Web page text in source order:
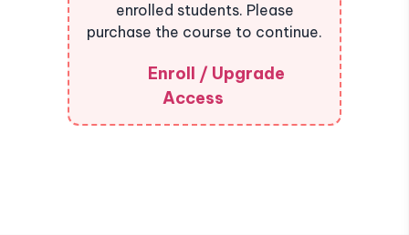
enrolled students. Please
purchase the course to continue.
Enroll / Upgrade
Access